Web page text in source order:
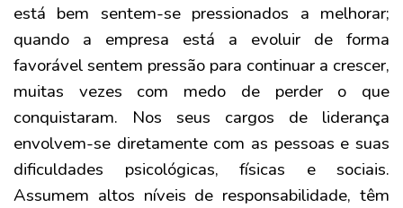
está bem sentem-se pressionados a melhorar;
quando a empresa está a evoluir de forma
favorável sentem pressão para continuar a crescer,
muitas vezes com medo de perder o que
conquistaram. Nos seus cargos de liderança
envolvem-se diretamente com as pessoas e suas
dificuldades psicológicas, físicas e sociais.
Assumem altos níveis de responsabilidade, têm